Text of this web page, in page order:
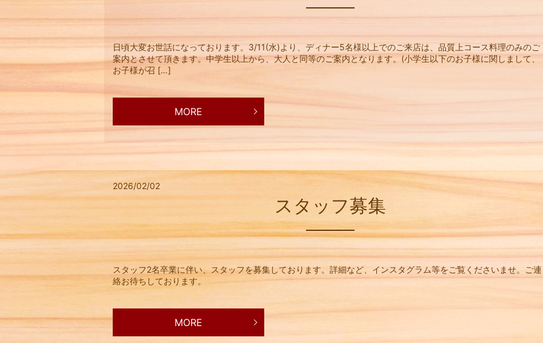
日頃大変お世話になっております。3/11(水)より、ディナー5名様以上でのご来店は、品質上コース料理のみのご
案内とさせて頂きます。中学生以上から、大人と同等のご案内となります。(小学生以下のお子様に関しまして、
お子様が召 […]
MORE
2026/02/02
スタッフ募集
スタッフ2名卒業に伴い、スタッフを募集しております。詳細など、インスタグラム等をご覧くださいませ。ご連
絡お待ちしております。
MORE